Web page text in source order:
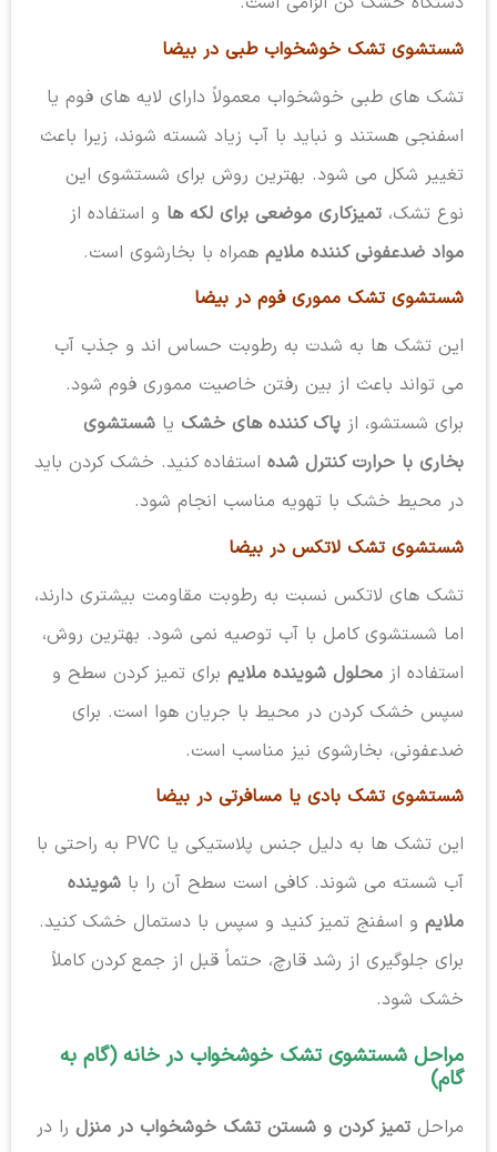
شستشوی تشک خوشخواب طبی در بیضا
تشک های طبی خوشخواب معمولاً دارای لایه های فوم یا
اسفنجی هستند و نباید با آب زیاد شسته شوند، زیرا باعث
تغییر شکل می شود. بهترین روش برای شستشوی این
نوع تشک، تمیزکاری موضعی برای لکه هاو استفاده از
مواد ضدعفونی کننده ملایمهمراه با بخارشوی است.
شستشوی تشک مموری فوم در بیضا
این تشک ها به شدت به رطوبت حساس اند و جذب آب
می تواند باعث از بین رفتن خاصیت مموری فوم شود.
برای شستشو، از پاک کننده های خشکیا شستشوی
بخاری با حرارت کنترل شدهاستفاده کنید. خشک کردن باید
در محیط خشک با تهویه مناسب انجام شود.
شستشوی تشک لاتکس در بیضا
تشک های لاتکس نسبت به رطوبت مقاومت بیشتری دارند،
اما شستشوی کامل با آب توصیه نمی شود. بهترین روش،
استفاده از محلول شوینده ملایمبرای تمیز کردن سطح و
سپس خشک کردن در محیط با جریان هوا است. برای
ضدعفونی، بخارشوی نیز مناسب است.
شستشوی تشک بادی یا مسافرتی در بیضا
این تشک ها به دلیل جنس پلاستیکی یا PVC به راحتی با
آب شسته می شوند. کافی است سطح آن را با شوینده
ملایمو اسفنج تمیز کنید و سپس با دستمال خشک کنید.
برای جلوگیری از رشد قارچ، حتماً قبل از جمع کردن کاملاً
خشک شود.
مراحل شستشوی تشک خوشخواب در خانه (گام به
گام)
مراحل تمیز کردن و شستن تشک خوشخواب در منزلرا در